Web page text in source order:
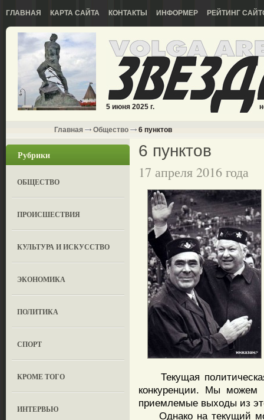
ГЛАВНАЯ КАРТА САЙТА КОНТАКТЫ ИНФОРМЕР РЕЙТИНГ
5 июня 2025 г.
Главная Общество 6 пунктов
Рубрики
ОБЩЕСТВО
ПРОИСШЕСТВИЯ
КУЛЬТУРА И ИСКУССТВО
ЭКОНОМИКА
ПОЛИТИКА
СПОРТ
КРОМЕ ТОГО
ИНТЕРВЬЮ
6 пунктов
17 апреля 2016 года
Текущая политическая
конкуренции. Мы можем
приемлемые выходы из
Однако на текущий